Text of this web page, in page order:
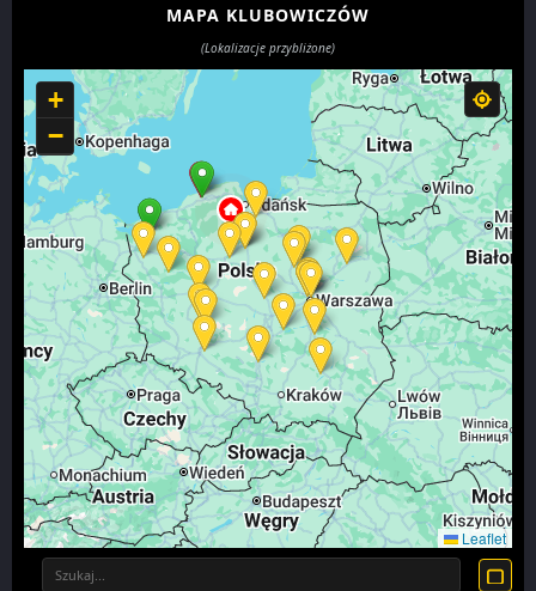
MAPA KLUBOWICZÓW
(Lokalizacje przybliżone)
+
−
Leaflet